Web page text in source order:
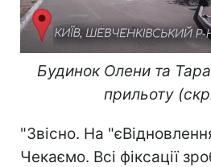
Будинок Олени та
прильоту
"Звісно. На
Чекаємо. Всі фіксації